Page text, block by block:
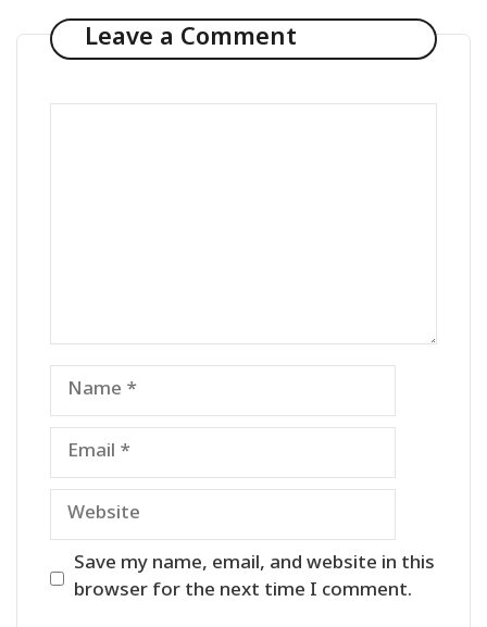
Leave a Comment
Name
Email
Website
Save my name, email, and website in this
browser for the next time I comment.